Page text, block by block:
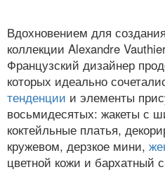
Вдохновением для
коллекции Alexandre
Французский дизайнер
которых идеально
тенденции и элементы
восьмидесятых: жакеты с
коктейльные платья,
кружевом, дерзкое мини,
цветной кожи и бархатный